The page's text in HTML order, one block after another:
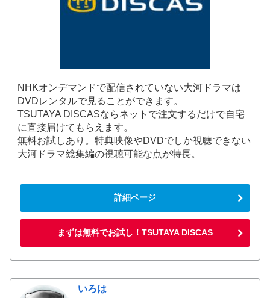
NHKオンデマンドで配信されていない大河ドラマは
DVDレンタルで見ることができます。
TSUTAYA DISCASならネットで注文するだけで自宅
に直接届けてもらえます。
無料お試しあり。特典映像やDVDでしか視聴できない
大河ドラマ総集編の視聴可能な点が特長。
詳細ページ
まずは無料でお試し！TSUTAYA DISCAS
いろは